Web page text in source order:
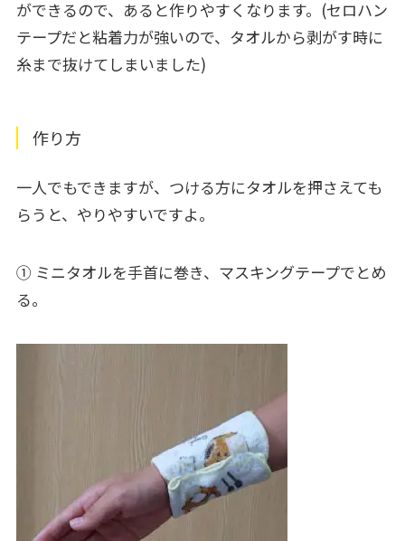
ができるので、あると作りやすくなります。 (セロハン
テープだと粘着力が強いので、タオルから剥がす時に
糸まで抜けてしまいました)
作り方
一人でもできますが、つける方にタオルを押さえても
らうと、やりやすいですよ。
① ミニタオルを手首に巻き、マスキングテープでとめ
る。